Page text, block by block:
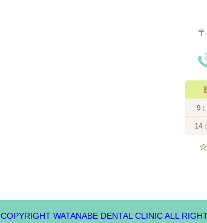
COPYRIGHT WATANABE DENTAL CLINIC ALL